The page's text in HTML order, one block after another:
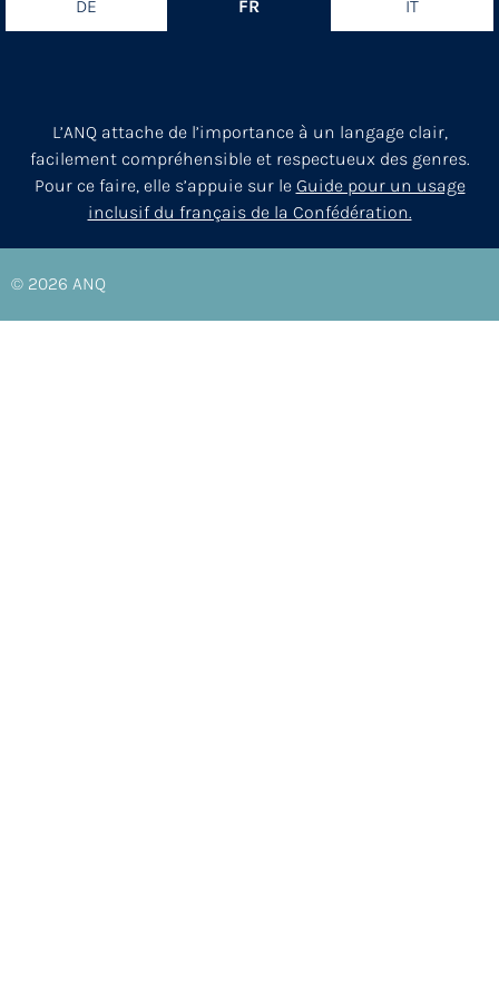
DE FR IT
L’ANQ attache de l’importance à un langage clair,
facilement compréhensible et respectueux des genres.
Pour ce faire, elle s’appuie sur le Guide pour un usage
inclusif du français de la Confédération.
© 2026 ANQ